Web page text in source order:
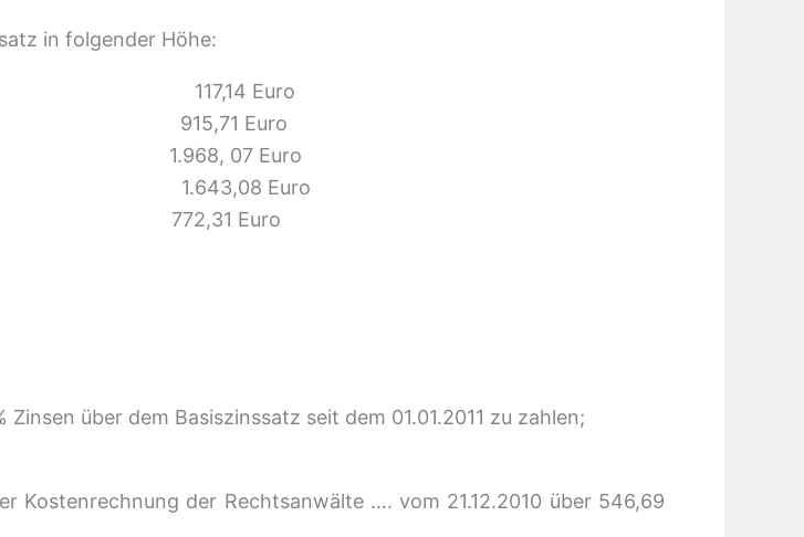
in folgender Höhe:
117,14 Euro
915,71 Euro
1.968, 07 Euro
1.643,08 Euro
Euro
über dem Basiszinssatz seit dem 01.01.2011 zu zahlen;
Kostenrechnung der Rechtsanwälte …. vom 21.12.2010 über 546,69